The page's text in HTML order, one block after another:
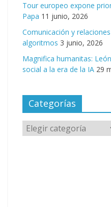
Tour europeo expone
Papa 11 junio, 2026
Comunicación y
algoritmos 3 junio, 2026
Magnifica humanitas:
social a la era de la IA 29
Categorías